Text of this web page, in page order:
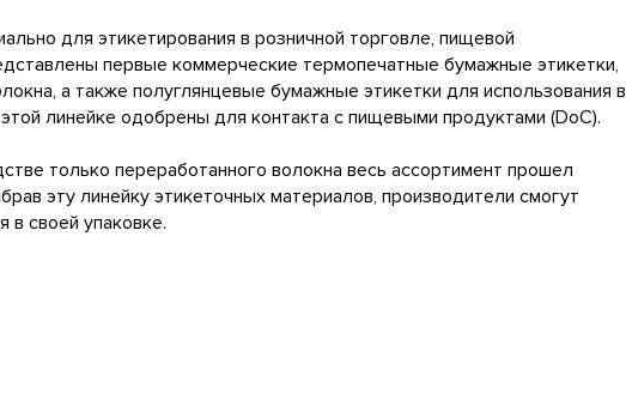
для этикетирования в розничной торговле, пищевой
первые коммерческие термопечатные бумажные этикетки,
а также полуглянцевые бумажные этикетки для использования в
линейке одобрены для контакта с пищевыми продуктами (DoC).
только переработанного волокна весь ассортимент прошел
эту линейку этикеточных материалов, производители смогут
в своей упаковке.